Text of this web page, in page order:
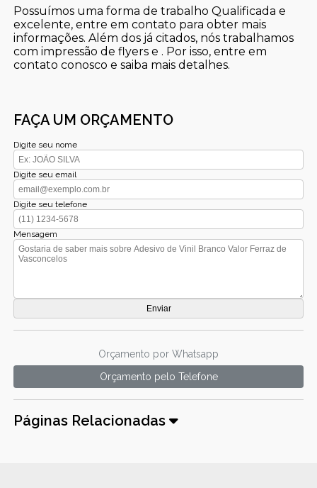
Possuímos uma forma de trabalho Qualificada e
excelente, entre em contato para obter mais
informações. Além dos já citados, nós trabalhamos
com impressão de flyers e . Por isso, entre em
contato conosco e saiba mais detalhes.
FAÇA UM ORÇAMENTO
Digite seu nome
Digite seu email
Digite seu telefone
Mensagem
Orçamento por Whatsapp
Orçamento pelo Telefone
Páginas Relacionadas